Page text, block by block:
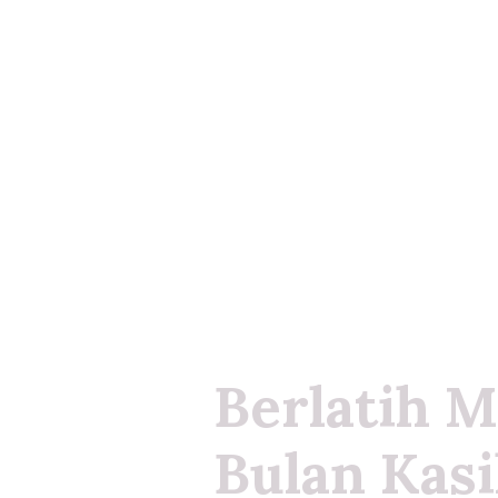
Berlatih
Bulan